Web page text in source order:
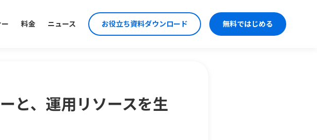
料金 ニュース お役立ち資料ダウンロード 無料ではじめる
と、運用リソースを生